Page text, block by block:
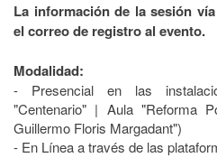
La información de la sesión
el correo de registro al evento.
Modalidad:
- Presencial en las
"Centenario" | Aula "Reforma
Guillermo Floris Margadant")
- En Línea a través de las